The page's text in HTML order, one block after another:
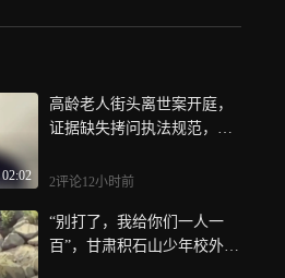
02:02
高龄老人街头离世案开庭，
证据缺失拷问执法规范，情
2评论12小时前
“别打了，我给你们一人一
百”，甘肃积石山少年校外遭